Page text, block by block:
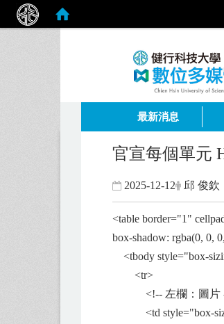
最新消息
官宣每個單元
2025-12-12 邱 俊欽
<table border="1"
box-shadow: rgba(0, 0,
<tbody style="box-
<tr>
<!-- 左欄：圖片
<td style="box-sizing: